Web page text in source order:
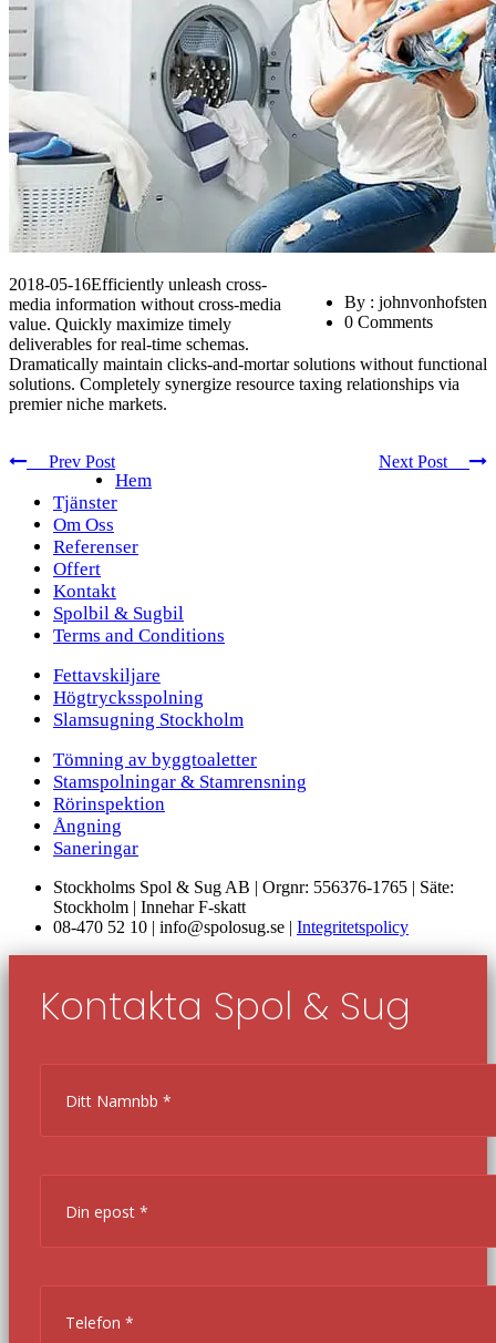
2018-05-16
By : johnvonhofsten
0 Comments
Efficiently unleash cross-
media information without cross-media
value. Quickly maximize timely
deliverables for real-time schemas.
Dramatically maintain clicks-and-mortar solutions without functional
solutions. Completely synergize resource taxing relationships via
premier niche markets.
Prev Post Next Post
Hem
Tjänster
Om Oss
Referenser
Offert
Kontakt
Spolbil & Sugbil
Terms and Conditions
Fettavskiljare
Högtrycksspolning
Slamsugning Stockholm
Tömning av byggtoaletter
Stamspolningar & Stamrensning
Rörinspektion
Ångning
Saneringar
Stockholms Spol & Sug AB | Orgnr: 556376-1765 | Säte:
Stockholm | Innehar F-skatt
08-470 52 10 | info@spolosug.se | Integritetspolicy
Kontakta Spol & Sug